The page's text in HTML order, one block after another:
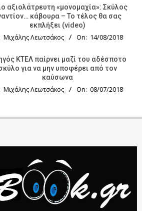
αξιολάτρευτη «μονομαχία»: Σκύλος
κάβουρα – Το τέλος θα σας
εκπλήξει (video)
Μιχάλης Λεωτσάκος On: 14/08/2018
KTΕΛ παίρνει μαζί του αδέσποτο
για να μην υποφέρει από τον
καύσωνα
Μιχάλης Λεωτσάκος On: 08/07/2018